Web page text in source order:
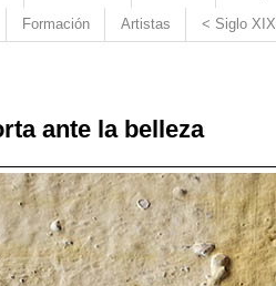
Formación Artistas < Siglo XIX
ante la belleza